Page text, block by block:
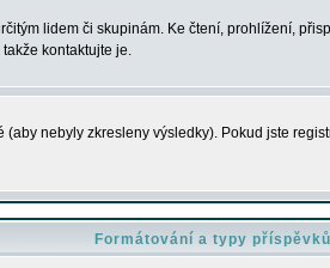
lidem či skupinám. Ke čtení, prohlížení,
kontaktujte je.
nebyly zkresleny výsledky). Pokud jste
Formátování a typy příspěvků